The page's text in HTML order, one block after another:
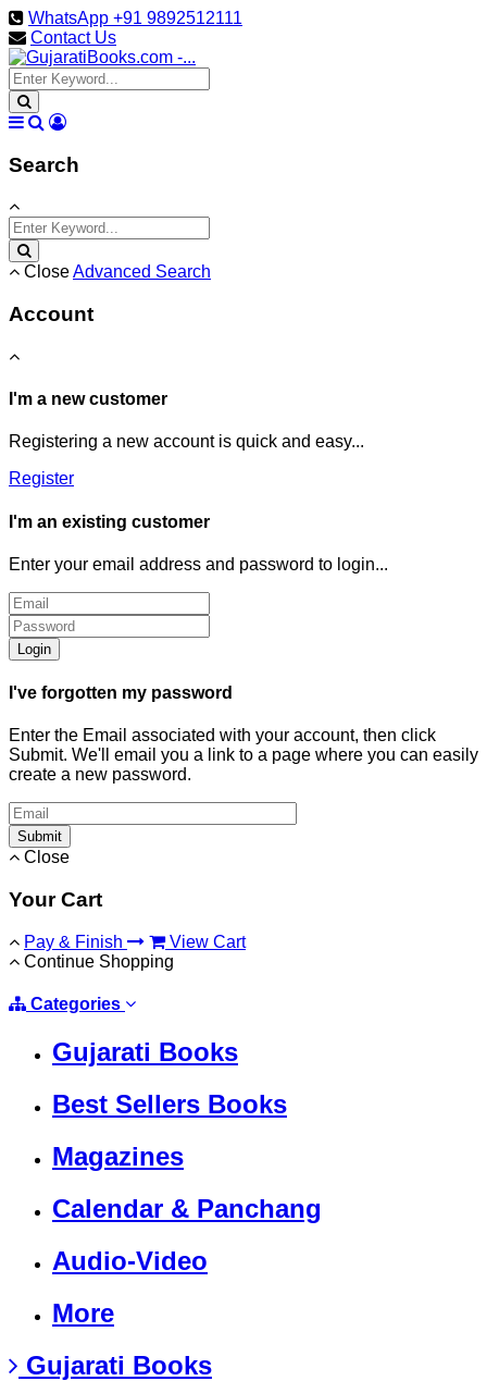
WhatsApp +91 9892512111
Contact Us
Search
CloseAdvanced Search
Account
I'm a new customer
Registering a new account is quick and easy...
Register
I'm an existing customer
Enter your email address and password to login...
Login
I've forgotten my password
Enter the Email associated with your account, then click
Submit. We'll email you a link to a page where you can easily
create a new password.
Submit
Close
Your Cart
Pay & Finish
View Cart
Continue Shopping
Categories
Gujarati Books
Best Sellers Books
Magazines
Calendar & Panchang
Audio-Video
More
Gujarati Books